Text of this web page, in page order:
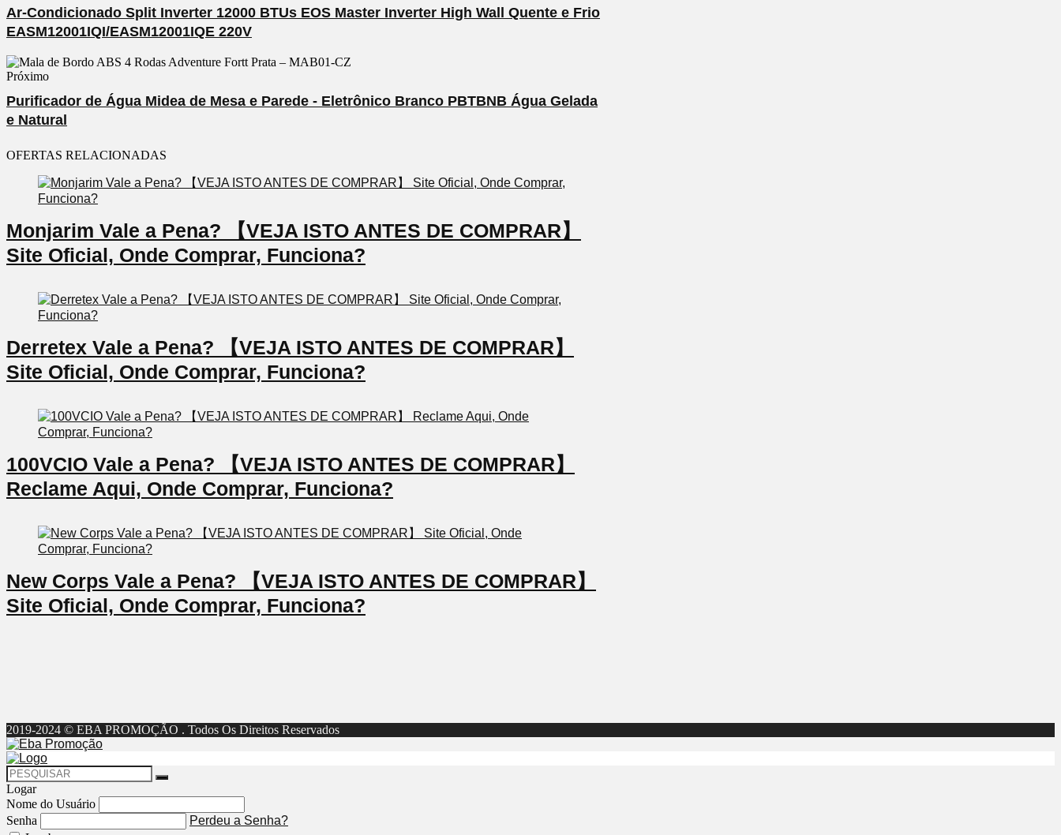
Ar-Condicionado Split Inverter 12000 BTUs EOS Master Inverter High Wall Quente e Frio
EASM12001IQI/EASM12001IQE 220V
Próximo
Purificador de Água Midea de Mesa e Parede - Eletrônico Branco PBTBNB Água Gelada
e Natural
OFERTAS RELACIONADAS
Monjarim Vale a Pena? 【VEJA ISTO ANTES DE COMPRAR】
Site Oficial, Onde Comprar, Funciona?
Derretex Vale a Pena? 【VEJA ISTO ANTES DE COMPRAR】
Site Oficial, Onde Comprar, Funciona?
100VCIO Vale a Pena? 【VEJA ISTO ANTES DE COMPRAR】
Reclame Aqui, Onde Comprar, Funciona?
New Corps Vale a Pena? 【VEJA ISTO ANTES DE COMPRAR】
Site Oficial, Onde Comprar, Funciona?
2019-2024 © EBA PROMOÇÃO . Todos Os Direitos Reservados
Logar
Nome do Usuário
Senha
Perdeu a Senha?